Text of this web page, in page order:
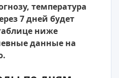
температура
7 дней будет
ниже
данные на